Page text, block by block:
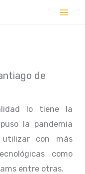
de
lo tiene la
la pandemia
con más
como
entre otras.